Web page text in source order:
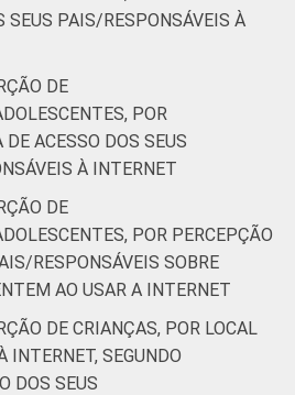
SM
AB 57
DE 59
de Internet de 9 a 17
múltiplas e
coletados entre outubro
de 2015.
SEUS PAIS/RESPONSÁVEIS À
DE
POR
DE ACESSO DOS SEUS
À INTERNET
DE
POR PERCEPÇÃO
RESPONSÁVEIS SOBRE
AO USAR A INTERNET
DE CRIANÇAS, POR LOCAL
INTERNET, SEGUNDO
DOS SEUS